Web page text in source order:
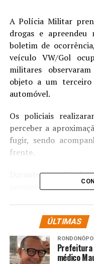
A Polícia Militar
drogas e
boletim de
veículo VW/Gol
militares
objeto a um
automóvel.
Os policiais
perceber a
fugir, sendo
frente.
Durante a
passageiro
Nas buscas pessoal
R$ 2.515 em
valores, além de
maconha e à pasta
ÚLTIMAS
Prefeitura
médico